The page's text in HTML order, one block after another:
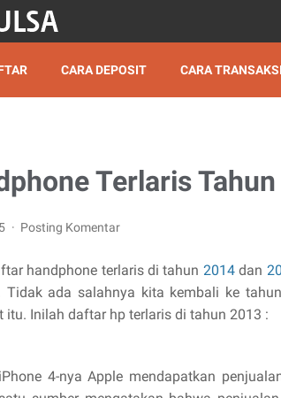
CARA DEPOSIT CARA TRANSAKSI
Terlaris
Posting Komentar
handphone terlaris di tahun 2014dan
ada salahnya kita kembali ke
itu. Inilah daftar hp terlaris di tahun 2013 :
4-nya Apple mendapatkan